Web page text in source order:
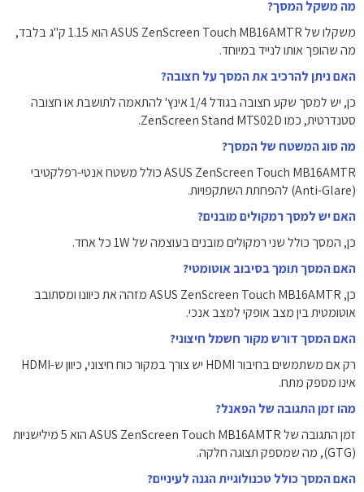
מה משקל המסך?
משקלו של ASUS ZenScreen Touch MB16AMTR הוא ‎1.15‎ ק"ג בלבד,
מה שהופך אותו לנייד במיוחד.
האם ניתן להרכיב את המסך על חצובה?
כן, יש למסך שקע חצובה בגודל 1/4 אינץ' להתאמה לתושבת או חצובה
סטנדרטית, כמו ZenScreen Stand MTS02D.
מה סוג המשטח של המסך?
ASUS ZenScreen Touch MB16AMTR כולל משטח אנטי-רפלקטיבי
(Anti-Glare) להפחתת השתקפויות.
האם יש למסך רמקולים מובנים?
כן, המסך כולל שני רמקולים מובנים בעוצמה של ‎1W‎ כל אחד.
האם המסך תומך בסיבוב אוטומטי?
כן, ASUS ZenScreen Touch MB16AMTR מזהה את כיוונו ומסתובב
אוטומטית בין מצב אופקי למצב אנכי.
האם המסך דורש מקור חשמל חיצוני?
רק אם משתמשים בחיבור HDMI יש צורך במקור כוח חיצוני, כיוון ש-HDMI
אינו מספק מתח.
מהו זמן התגובה של הפאנל?
זמן התגובה של ASUS ZenScreen Touch MB16AMTR הוא ‎5‎ מילישניות
(GTG), מה שמספק תצוגה חלקה.
האם המסך כולל טכנולוגיית הגנה לעיניים?